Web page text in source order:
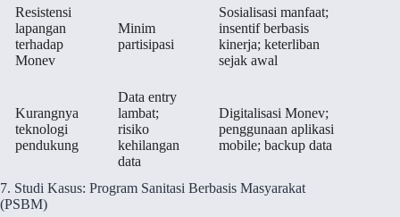
Resistensi
lapangan
terhadap
Monev
Minim
partisipasi
Sosialisasi manfaat;
insentif berbasis
kinerja; keterliban
sejak awal
Kurangnya
teknologi
pendukung
Data entry
lambat;
risiko
kehilangan
data
Digitalisasi Monev;
penggunaan aplikasi
mobile; backup data
7. Studi Kasus: Program Sanitasi Berbasis Masyarakat
(PSBM)